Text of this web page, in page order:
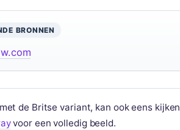
BRONNEN
de Britse variant, kan ook eens
voor een volledig beeld.